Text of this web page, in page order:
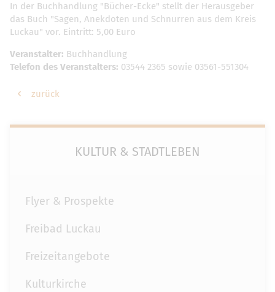
In der Buchhandlung "Bücher-Ecke" stellt der Herausgeber
das Buch "Sagen, Anekdoten und Schnurren aus dem Kreis
Luckau" vor. Eintritt: 5,00 Euro
Veranstalter: Buchhandlung
Telefon des Veranstalters: 03544 2365 sowie 03561-551304
zurück
KULTUR & STADTLEBEN
Flyer & Prospekte
Freibad Luckau
Freizeitangebote
Kulturkirche